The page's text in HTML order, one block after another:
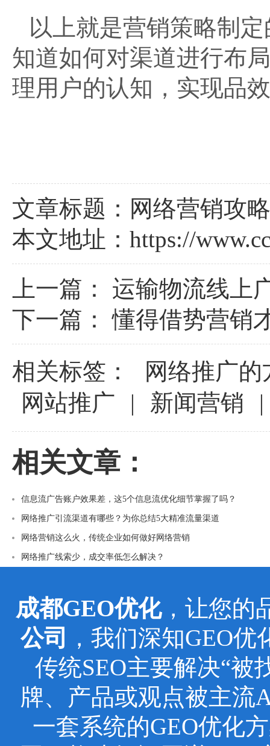
以上就是营销策略制
知道如何对渠道进行布
理用户的认知，实现品
文章标题：网络营销攻
本文地址： https://
上一篇： 运输物流线上
下一篇：懂得借势营销
相关标签：
网络推广的
网站推广
| 新闻营销 |
相关文章：
信息流广告账户效果差，这5个信息流优化细节掌握了吗？
网络推广引流渠道有哪些？为你总结5大精准流量渠道
网络营销这么火，传统企业如何做好网络营销
网络推广线索少，成交率低怎么解决？
成都GEO优化，让您的
公司
，我们深知GEO
传统SEO主要解决“被
牌、产品或观点被主流
一套系统的GEO优化